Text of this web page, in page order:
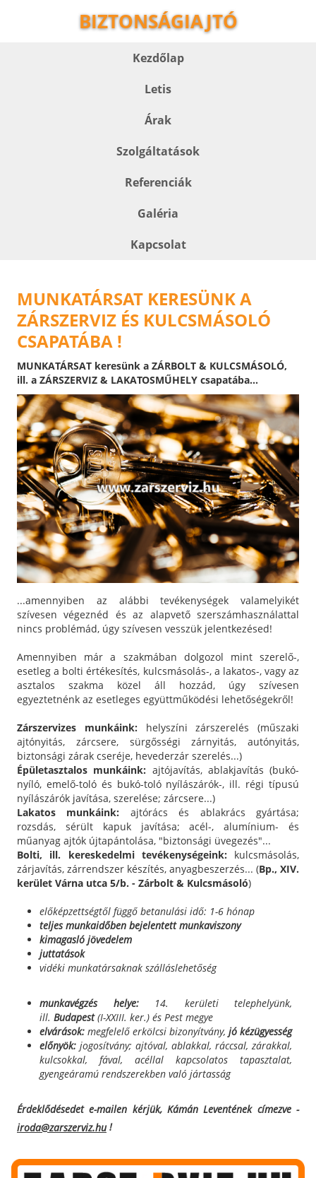
BIZTONSÁGIAJTÓ
Kezdőlap
Letis
Árak
Szolgáltatások
Referenciák
Galéria
Kapcsolat
MUNKATÁRSAT KERESÜNK A
ZÁRSZERVIZ ÉS KULCSMÁSOLÓ
CSAPATÁBA !
MUNKATÁRSAT keresünk a ZÁRBOLT & KULCSMÁSOLÓ,
ill. a ZÁRSZERVIZ & LAKATOSMŰHELY csapatába...
...amennyiben az alábbi tevékenységek valamelyikét
szívesen végeznéd és az alapvető szerszámhasználattal
nincs problémád, úgy szívesen vesszük jelentkezésed!
Amennyiben már a szakmában dolgozol mint szerelő-,
esetleg a bolti értékesítés, kulcsmásolás-, a lakatos-, vagy az
asztalos szakma közel áll hozzád, úgy szívesen
egyeztetnénk az esetleges együttműködési lehetőségekről!
Zárszervizes munkáink: helyszíni zárszerelés (műszaki
ajtónyitás, zárcsere, sürgősségi zárnyitás, autónyitás,
biztonsági zárak cseréje, hevederzár szerelés...)
Épületasztalos munkáink: ajtójavítás, ablakjavítás (bukó-
nyíló, emelő-toló és bukó-toló nyílászárók-, ill. régi típusú
nyílászárók javítása, szerelése; zárcsere...)
Lakatos munkáink: ajtórács és ablakrács gyártása;
rozsdás, sérült kapuk javítása; acél-, alumínium- és
műanyag ajtók újtapántolása, "biztonsági üvegezés"...
Bolti, ill. kereskedelmi tevékenységeink: kulcsmásolás,
zárjavítás, zárrendszer készítés, anyagbeszerzés... (Bp., XIV.
kerület Várna utca 5/b. - Zárbolt & Kulcsmásoló)
előképzettségtől függő betanulási idő: 1-6 hónap
teljes munkaidőben bejelentett munkaviszony
kimagasló jövedelem
juttatások
vidéki munkatársaknak szálláslehetőség
munkavégzés helye:14. kerületi telephelyünk,
ill. Budapest(I-XXIII. ker.) és Pest megye
elvárások: megfelelő erkölcsi bizonyítvány, jó kézügyesség
előnyök: jogosítvány; ajtóval, ablakkal, ráccsal, zárakkal,
kulcsokkal, fával, acéllal kapcsolatos tapasztalat,
gyengeáramú rendszerekben való jártasság
Érdeklődésedet e-mailen kérjük, Kámán Leventének címezve -
iroda@zarszerviz.hu!